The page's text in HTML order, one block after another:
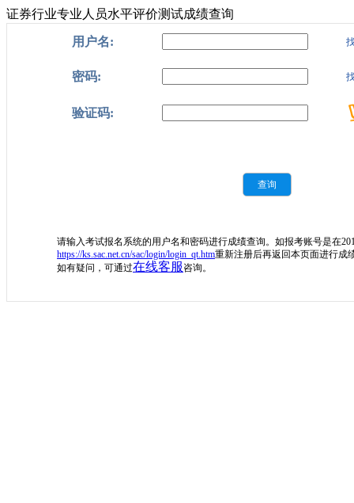
证券行业专业人员水平评价测试成绩查询
用户名:
密码:
验证码:
查询
请输入考试报名系统的用户名和密码进行成绩查询。如报考账号是在
https://ks.sac.net.cn/sac/login/login_qt.htm重新注册后再返回本页面进行成
如有疑问，可通过在线客服 咨询。